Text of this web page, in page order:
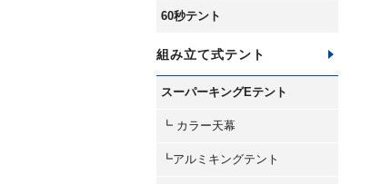
60秒テント
組み立て式テント
スーパーキングEテント
┗ カラー天幕
┗アルミキングテント